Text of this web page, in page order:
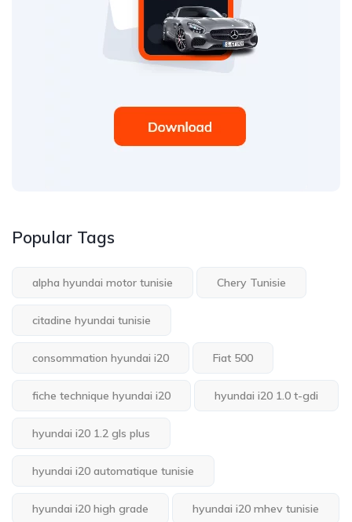
Popular Tags
alpha hyundai motor tunisie Chery Tunisie
citadine hyundai tunisie
consommation hyundai i20 Fiat 500
fiche technique hyundai i20 hyundai i20 1.0 t-gdi
hyundai i20 1.2 gls plus
hyundai i20 automatique tunisie
hyundai i20 high grade hyundai i20 mhev tunisie